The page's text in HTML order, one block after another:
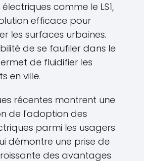
comme le LS1,
efficace pour
les surfaces urbaines.
de se faufiler dans le
de fluidifier les
en ville.
récentes montrent une
de l'adoption des
parmi les usagers
démontre une prise de
des avantages